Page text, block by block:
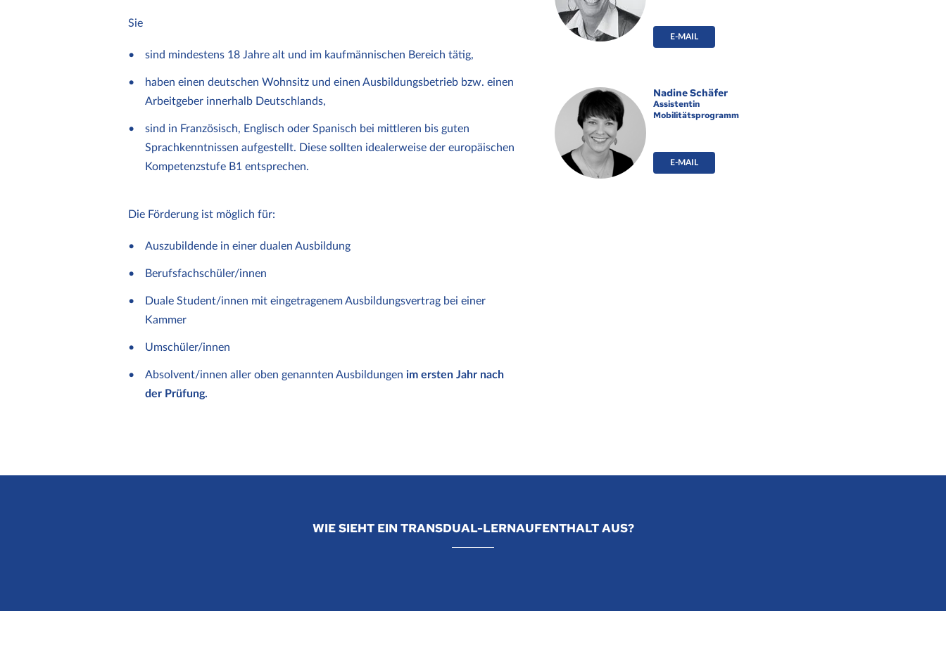
Sie
sind mindestens 18 Jahre alt und im kaufmännischen Bereich tätig,
haben einen deutschen Wohnsitz und einen Ausbildungsbetrieb bzw. einen
Arbeitgeber innerhalb Deutschlands,
sind in Französisch, Englisch oder Spanisch bei mittleren bis guten
Sprachkenntnissen aufgestellt. Diese sollten idealerweise der europäischen
Kompetenzstufe B1 entsprechen.
Die Förderung ist möglich für:
Auszubildende in einer dualen Ausbildung
Berufsfachschüler/innen
Duale Student/innen mit eingetragenem Ausbildungsvertrag bei einer
Kammer
Umschüler/innen
Absolvent/innen aller oben genannten Ausbildungen im ersten Jahr nach
der Prüfung.
E-MAIL
Nadine Schäfer
Assistentin
Mobilitätsprogramme
E-MAIL
WIE SIEHT EIN TRANSDUAL-LERNAUFENTHALT AUS?